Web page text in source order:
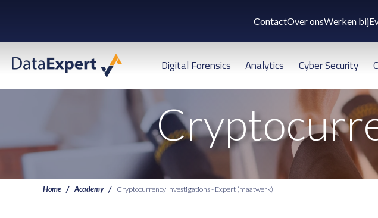
ContactOver onsWerken bij
Digital Forensics Analytics Cyber Security
Home Academy Cryptocurrency Investigations - Expert (maatwerk)